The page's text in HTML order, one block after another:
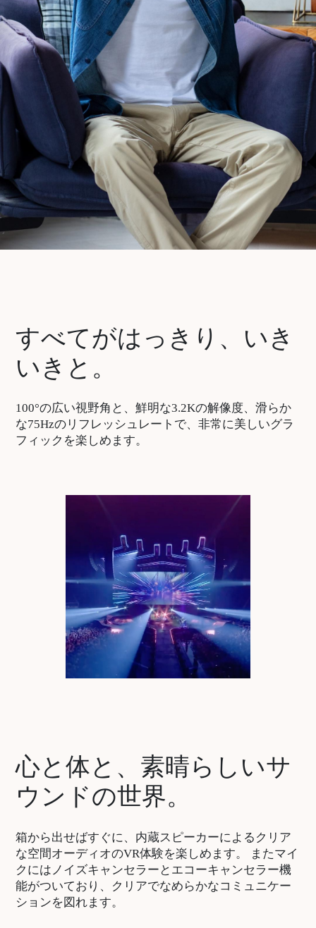
すべてがはっきり、いき
いきと。
100°の広い視野角と、鮮明な3.2Kの解像度、滑らか
な75Hzのリフレッシュレートで、非常に美しいグラ
フィックを楽しめます。
心と体と、素晴らしいサ
ウンドの世界。
箱から出せばすぐに、内蔵スピーカーによるクリア
な空間オーディオのVR体験を楽しめます。 またマイ
クにはノイズキャンセラーとエコーキャンセラー機
能がついており、クリアでなめらかなコミュニケー
ションを図れます。